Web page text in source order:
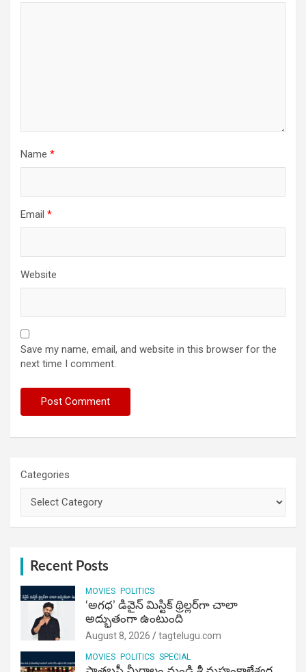
Name *
Email *
Website
Save my name, email, and website in this browser for the
next time I comment.
Categories
Recent Posts
MOVIES POLITICS
‘అగధ’ డివైన్ మిస్టిక్ థ్రిల్లర్‌గా చాలా
అద్భుతంగా ఉంటుంది
August 8, 2026 tagtelugu.com
MOVIES POLITICS SPECIAL